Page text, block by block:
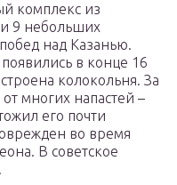
комплекс из
9 небольших
над Казанью.
в конце 16
колокольня. За
многих напастей –
его почти
во время
В советское